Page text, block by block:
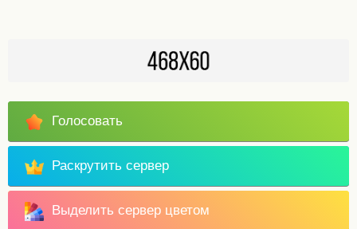
Голосовать
Раскрутить сервер
Выделить сервер цветом